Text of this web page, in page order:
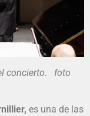
concierto. foto
es una de las